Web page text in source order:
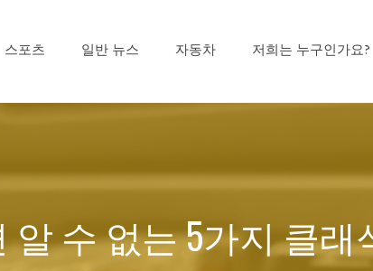
스포츠 일반 뉴스 자동차 저희는 누구인가요?
수 없는 5가지 클래